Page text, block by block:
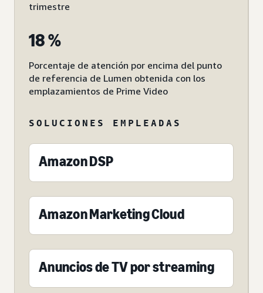
trimestre
18 %
Porcentaje de atención por encima del punto
de referencia de Lumen obtenida con los
emplazamientos de Prime Video
SOLUCIONES EMPLEADAS
Amazon DSP
Amazon Marketing Cloud
Anuncios de TV por streaming